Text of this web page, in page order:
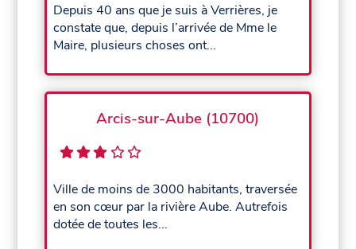
Depuis 40 ans que je suis à Verrières, je
constate que, depuis l’arrivée de Mme le
Maire, plusieurs choses ont...
Arcis-sur-Aube (10700)
Ville de moins de 3000 habitants, traversée
en son cœur par la rivière Aube. Autrefois
dotée de toutes les...